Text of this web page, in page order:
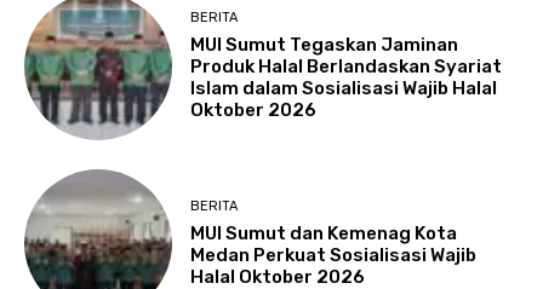
BERITA
MUI Sumut Tegaskan Jaminan
Produk Halal Berlandaskan Syariat
Islam dalam Sosialisasi Wajib Halal
Oktober 2026
BERITA
MUI Sumut dan Kemenag Kota
Medan Perkuat Sosialisasi Wajib
Halal Oktober 2026